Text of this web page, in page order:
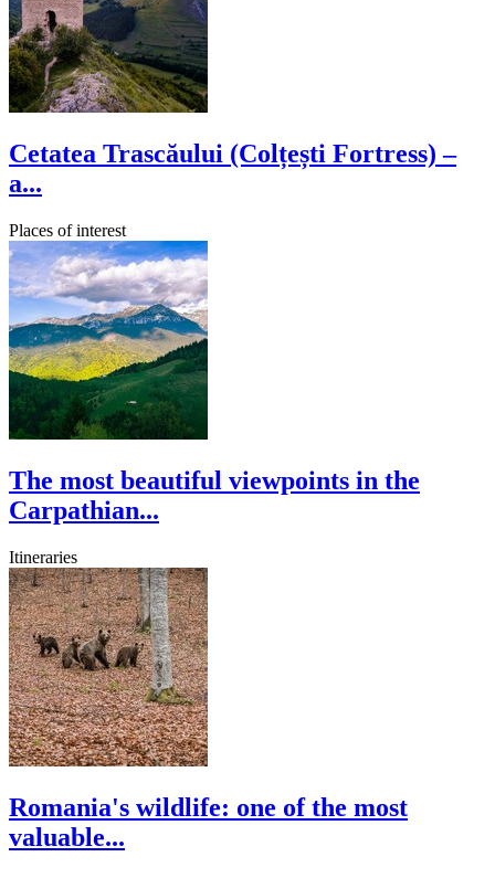
Cetatea Trascăului (Colțești Fortress) –
a...
Places of interest
The most beautiful viewpoints in the
Carpathian...
Itineraries
Romania's wildlife: one of the most
valuable...